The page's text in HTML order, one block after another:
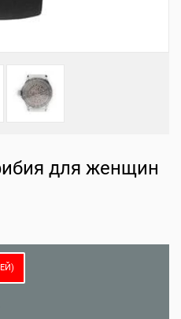
для женщин